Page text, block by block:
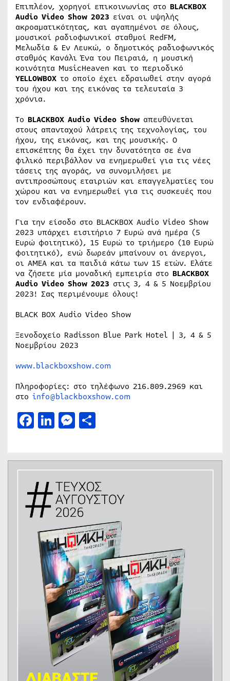
Επιπλέον, χορηγοί επικοινωνίας στο BLACKBOX
Audio Video Show 2023 είναι οι υψηλής
ακροαματικότητας, και αγαπημένοι σε όλους,
μουσικοί ραδιοφωνικοί σταθμοί RedFM,
Μελωδία & Εν Λευκώ, ο δημοτικός ραδιοφωνικός
σταθμός Κανάλι Ένα του Πειραιά, η μουσική
κοινότητα MusicHeaven και το περιοδικό
YELLOWBOX το οποίο έχει εδραιωθεί στην αγορά
του ήχου και της εικόνας τα τελευταία 3
χρόνια.
To BLACKBOX Audio Videο Show απευθύνεται
στους απανταχού λάτρεις της τεχνολογίας, του
ήχου, της εικόνας, και της μουσικής. Ο
επισκέπτης θα έχει την δυνατότητα σε ένα
φιλικό περιβάλλον να ενημερωθεί για τις νέες
τάσεις της αγοράς, να συνομιλήσει με
αντιπροσώπους εταιριών και επαγγελματίες του
χώρου και να ενημερωθεί για τις συσκευές που
τον ενδιαφέρουν.
Για την είσοδο στο BLACKBOX Audio Video Show
2023 υπάρχει εισιτήριο 7 Ευρώ ανά ημέρα (5
Ευρώ φοιτητικό), 15 Ευρώ το τριήμερο (10 Ευρώ
φοιτητικό), ενώ δωρεάν μπαίνουν οι άνεργοι,
οι ΑΜΕΑ και τα παιδιά κάτω των 15 ετών. Ελάτε
να ζήσετε μία μοναδική εμπειρία στο BLACKBOX
Audio Video Show 2023 στις 3, 4 & 5 Νοεμβρίου
2023! Σας περιμένουμε όλους!
BLACK BOX Audio Video Show
Ξενοδοχείο Radisson Blue Park Hotel | 3, 4 & 5
Νοεμβρίου 2023
www.blackboxshow.com
Πληροφορίες: στο τηλέφωνο 216.809.2969 και
στο info@blackboxshow.com
Facebook
LinkedIn
Messenger